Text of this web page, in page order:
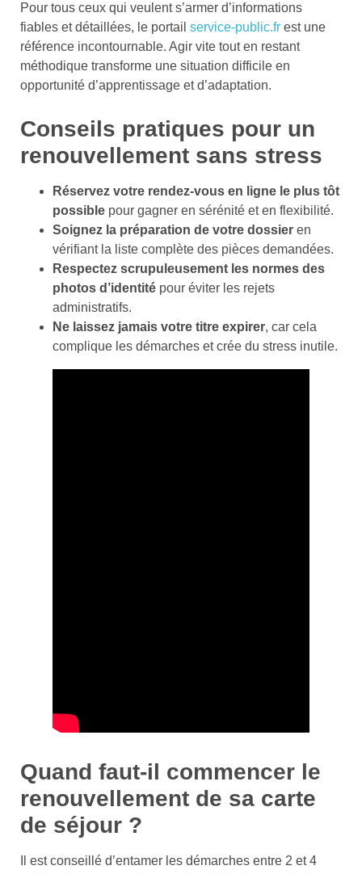
Pour tous ceux qui veulent s’armer d’informations
fiables et détaillées, le portail service-public.fr est une
référence incontournable. Agir vite tout en restant
méthodique transforme une situation difficile en
opportunité d’apprentissage et d’adaptation.
Conseils pratiques pour un
renouvellement sans stress
Réservez votre rendez-vous en ligne le plus tôt
possible pour gagner en sérénité et en flexibilité.
Soignez la préparation de votre dossier en
vérifiant la liste complète des pièces demandées.
Respectez scrupuleusement les normes des
photos d’identité pour éviter les rejets
administratifs.
Ne laissez jamais votre titre expirer, car cela
complique les démarches et crée du stress inutile.
Quand faut-il commencer le
renouvellement de sa carte
de séjour ?
Il est conseillé d’entamer les démarches entre 2 et 4